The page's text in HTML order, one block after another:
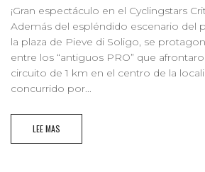
¡Gran espectáculo en el Cyclingstars
Además del espléndido escenario del
la plaza de Pieve di Soligo, se
entre los “antiguos PRO” que
circuito de 1 km en el centro de la
concurrido por...
LEE MAS